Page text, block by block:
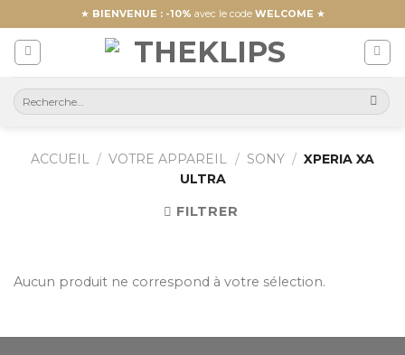
to
content
★ BIENVENUE : -10% avec le code WELCOME ★
ACCUEIL / VOTRE APPAREIL / SONY / XPERIA XA
ULTRA
FILTRER
Aucun produit ne correspond à votre sélection.